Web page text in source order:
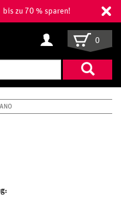
zu 70 % sparen!
Suchbegriff
eingeben
0